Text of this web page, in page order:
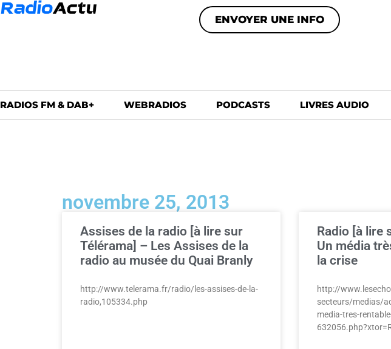
ENVOYER UNE INFO
RADIOS FM & DAB+ WEBRADIOS PODCASTS LIVRES AUDIO
novembre 25, 2013
Assises de la radio [à lire sur
Télérama] – Les Assises de la
radio au musée du Quai Branly
http://www.telerama.fr/radio/les-assises-de-la-
radio,105334.php
Radio [à lire
Un média
la crise
http://
secteurs/medias/
media-tres-